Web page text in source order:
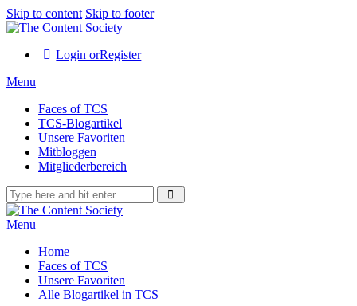
Skip to content Skip to footer
Login orRegister
Menu
Faces of TCS
TCS-Blogartikel
Unsere Favoriten
Mitbloggen
Mitgliederbereich
Menu
Home
Faces of TCS
Unsere Favoriten
Alle Blogartikel in TCS